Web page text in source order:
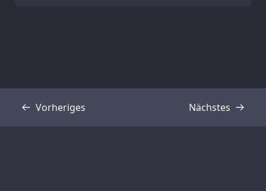
Vorheriges
Transkript Nächstes
Transkript